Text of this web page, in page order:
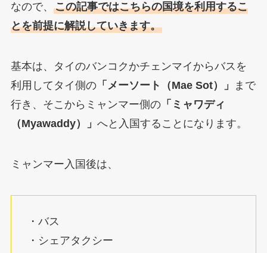
なので、 この記事ではこちらの国境を利用するこ
とを前提に解説していきます。
基本は、タイのバンコクかチェンマイからバスを
利用してタイ側の「メーソート（Mae Sot）」
まで
行き、そこからミャンマー側の「ミャワディ
（Myawaddy）」 へと入国することになります。
ミャンマー入国後は、
・バス
・シェアタクシー